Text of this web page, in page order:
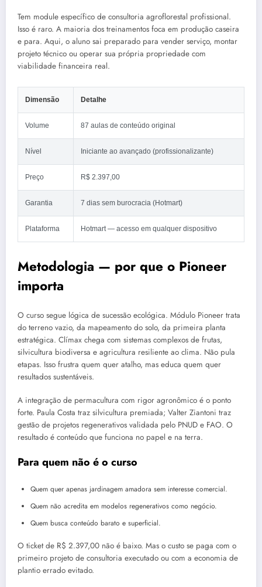
Tem module específico de consultoria agroflorestal profissional.
Isso é raro. A maioria dos treinamentos foca em produção caseira
e para. Aqui, o aluno sai preparado para vender serviço, montar
projeto técnico ou operar sua própria propriedade com
viabilidade financeira real.
Dimensão Detalhe
Volume 87 aulas de conteúdo original
Nível Iniciante ao avançado (profissionalizante)
Preço R$ 2.397,00
Garantia 7 dias sem burocracia (Hotmart)
Plataforma Hotmart — acesso em qualquer dispositivo
Metodologia — por que o Pioneer
importa
O curso segue lógica de sucessão ecológica. Módulo Pioneer trata
do terreno vazio, da mapeamento do solo, da primeira planta
estratégica. Clímax chega com sistemas complexos de frutas,
silvicultura biodiversa e agricultura resiliente ao clima. Não pula
etapas. Isso frustra quem quer atalho, mas educa quem quer
resultados sustentáveis.
A integração de permacultura com rigor agronômico é o ponto
forte. Paula Costa traz silvicultura premiada; Valter Ziantoni traz
gestão de projetos regenerativos validada pelo PNUD e FAO. O
resultado é conteúdo que funciona no papel e na terra.
Para quem não é o curso
Quem quer apenas jardinagem amadora sem interesse comercial.
Quem não acredita em modelos regenerativos como negócio.
Quem busca conteúdo barato e superficial.
O ticket de R$ 2.397,00 não é baixo. Mas o custo se paga com o
primeiro projeto de consultoria executado ou com a economia de
plantio errado evitado.